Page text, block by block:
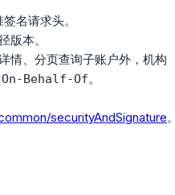
名请求头。
版本。
情、分页查询子账户外，机构
Behalf-Of。
securityAndSignature